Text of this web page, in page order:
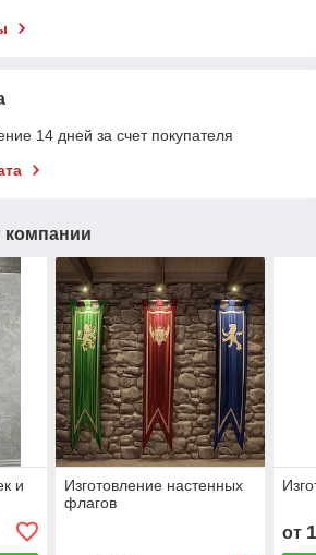
14 дней за счет покупателя
компании
и
Изготовление настенных
флагов
от